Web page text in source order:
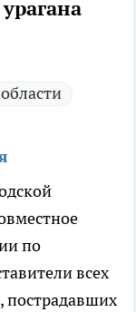
по
всех
пострадавших